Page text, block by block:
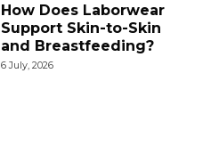
How Does Laborwear
Support Skin-to-Skin
and Breastfeeding?
6 July, 2026